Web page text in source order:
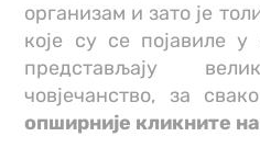
организам и зато је
које су се појавиле
представљају
човјечанство, за
опширније кликните